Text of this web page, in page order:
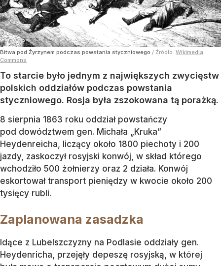
Bitwa pod Żyrzynem podczas powstania styczniowego / Źródło: Wikimedia
Commons
To starcie było jednym z największych zwycięstw
polskich oddziałów podczas powstania
styczniowego. Rosja była zszokowana tą porażką.
8 sierpnia 1863 roku oddział powstańczy
pod dowództwem gen. Michała „Kruka”
Heydenreicha, liczący około 1800 piechoty i 200
jazdy, zaskoczył rosyjski konwój, w skład którego
wchodziło 500 żołnierzy oraz 2 działa. Konwój
eskortował transport pieniędzy w kwocie około 200
tysięcy rubli.
Zaplanowana zasadzka
Idące z Lubelszczyzny na Podlasie oddziały gen.
Heydenricha, przejęły depeszę rosyjską, w której